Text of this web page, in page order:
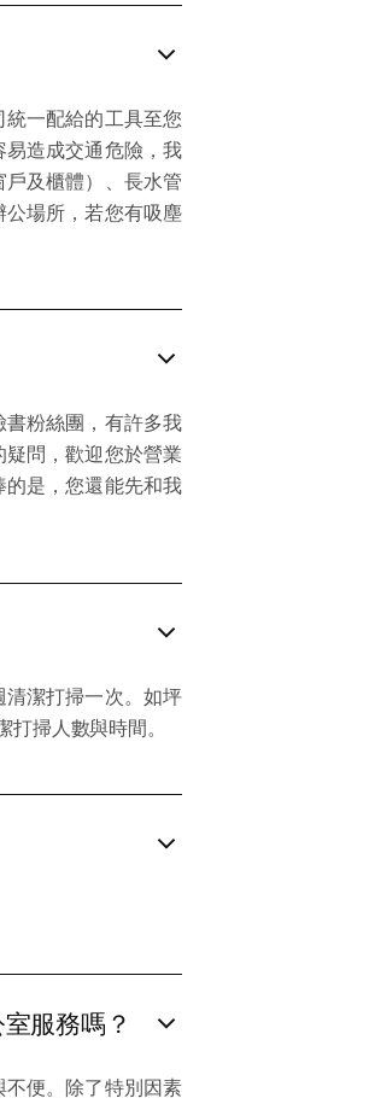
一配給的工具至您
造成交通危險，我
及櫃體）、長水管
公場所，若您有吸塵
粉絲團，有許多我
問，歡迎您於營業
是，您還能先和我
潔打掃一次。如坪
掃人數與時間。
服務嗎？
便。除了特別因素